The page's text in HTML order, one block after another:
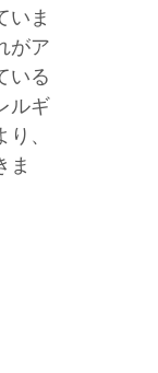
いま
がア
いる
ルギ
、
ま